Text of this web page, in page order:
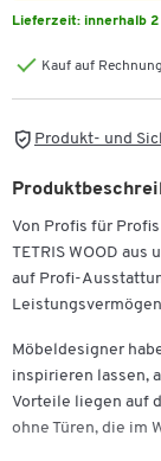
Lieferzeit: innerhalb 2
Kauf auf
Produkt- und
Von Profis für
TETRIS WOOD aus
auf Profi-
Möbeldesigner
inspirieren lassen,
Vorteile liegen auf
ohne Türen, die im